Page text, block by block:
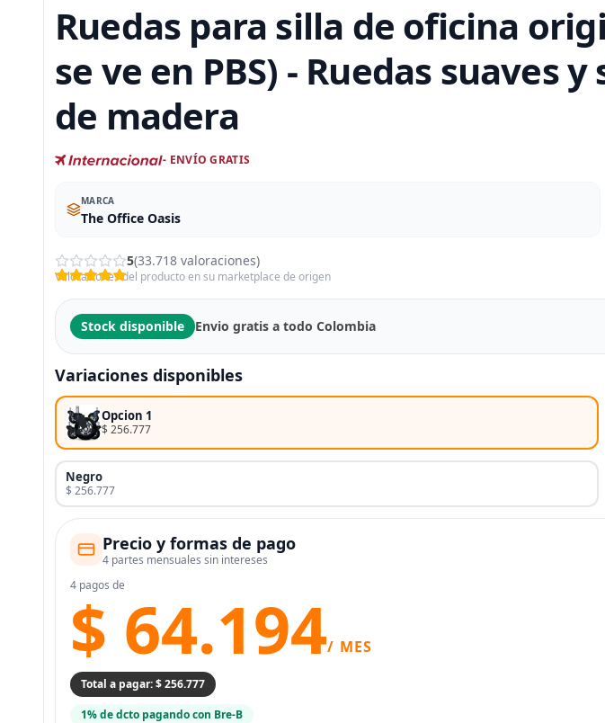
Ruedas para silla de oficina
se ve en PBS) - Ruedas suaves
de madera
- ENVÍO GRATIS
MARCA
The Office Oasis
5(33.718 valoraciones)
Valoraciones del producto en su marketplace de origen
Stock disponible Envio gratis a todo Colombia
Variaciones disponibles
Opcion 1
$ 256.777
Negro
$ 256.777
Precio y formas de pago
4 partes mensuales sin intereses
4 pagos de
$ 64.194/ MES
Total a pagar: $ 256.777
1% de dcto pagando con Bre-B